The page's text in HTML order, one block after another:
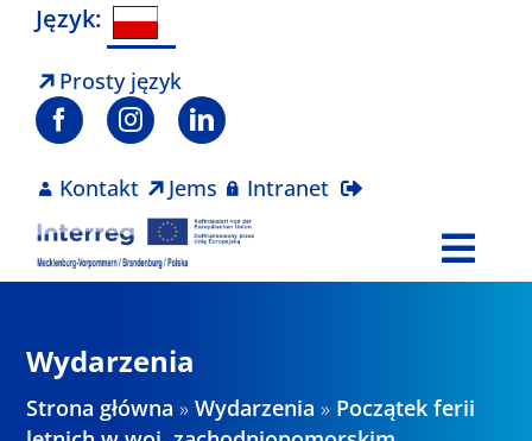
Skip
content
Język:
Prosty język
Kontakt Jems Intranet
Projekty
Wydarzenia
Strona główna »Wydarzenia » Początek ferii